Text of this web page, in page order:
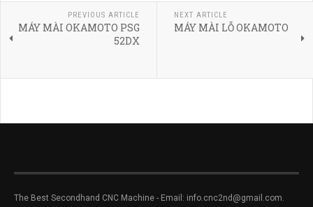
PREVIOUS ARTICLE
MÁY MÀI OKAMOTO PSG
52DX
NEXT ARTICLE
MÁY MÀI LỖ OKAMOTO
The Best Secondhand CNC Machine - Email: info.cnc2nd@gmail.com.